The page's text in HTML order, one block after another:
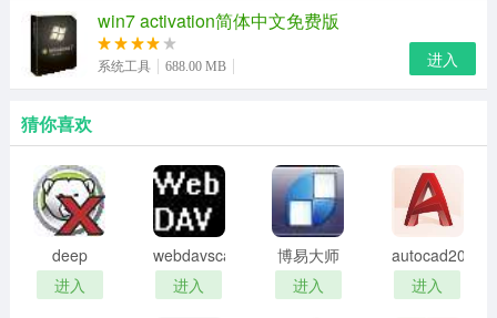
过计算来实现节约拣货时间，并降低拣货出错几率，同时
提高商品大促时的物流保障。
4.同步淘宝，天猫订单。
订单，比如相同地址的订单或者相同用户名的订单等等。
5.自动匹配快递派送范围。
查询物流公司的派送范围占用卖家大量时间，精打软件能
win7 activation简体中文免费版
系统工具 688.00 MB 进入
猜你喜欢
deep
freeze
password
进入
webdavscan
客户端
(web漏洞
进入
博易大师
资管版
进入
autocad2002
迷你版
进入